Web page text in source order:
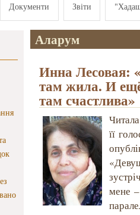
Документи Звіти
Аларум
Инна Лесовая:
там жила. И
там счастлива»
її
мене